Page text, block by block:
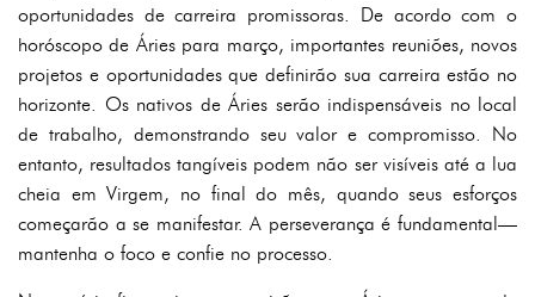
oportunidades de carreira promissoras. De acordo com o
horóscopo de Áries para março, importantes reuniões, novos
projetos e oportunidades que definirão sua carreira estão no
horizonte. Os nativos de Áries serão indispensáveis no local
de trabalho, demonstrando seu valor e compromisso. No
entanto, resultados tangíveis podem não ser visíveis até a lua
cheia em Virgem, no final do mês, quando seus esforços
começarão a se manifestar. A perseverança é fundamental—
mantenha o foco e confie no processo.